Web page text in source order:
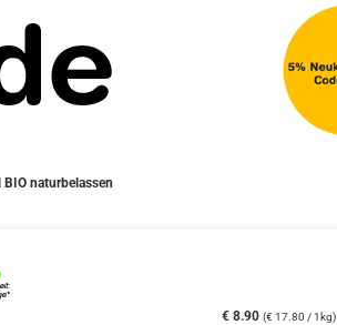
BIO naturbelassen
€ 8.90 (€ 17.80 / 1kg)